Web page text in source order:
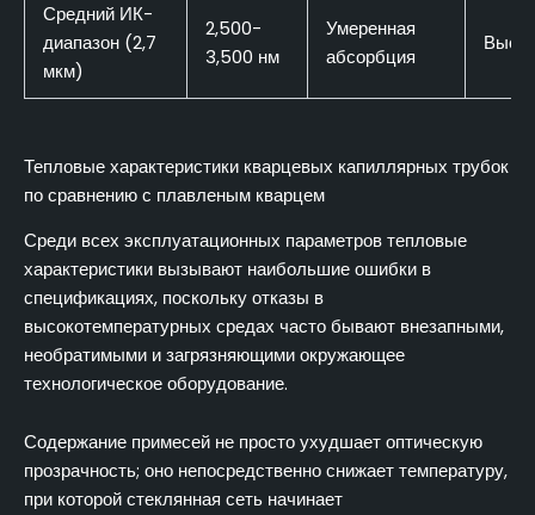
Средний ИК-
диапазон (2,7
мкм)
2,500-
3,500 нм
Умеренная
абсорбция
Тепловые характеристики кварцевых капиллярных трубок
по сравнению с плавленым кварцем
Среди всех эксплуатационных параметров тепловые
характеристики вызывают наибольшие ошибки в
спецификациях, поскольку отказы в
высокотемпературных средах часто бывают внезапными,
необратимыми и загрязняющими окружающее
технологическое оборудование.
Содержание примесей не просто ухудшает оптическую
прозрачность; оно непосредственно снижает температуру,
при которой стеклянная сеть начинает